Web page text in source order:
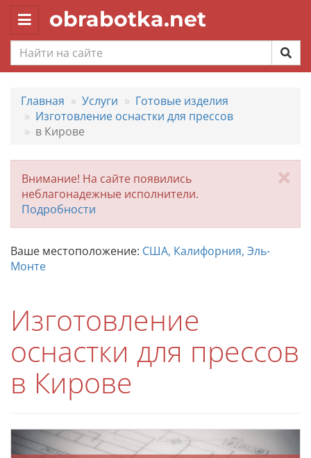
Toggle
navigation
obrabotka.net
Главная Услуги
Готовые изделия
Изготовление оснастки для прессов
в Кирове
Внимание! На сайте появились
неблагонадежные исполнители.
Подробности
Ваше местоположение: США, Калифорния, Эль-
Монте
Изготовление
оснастки для прессов
в Кирове